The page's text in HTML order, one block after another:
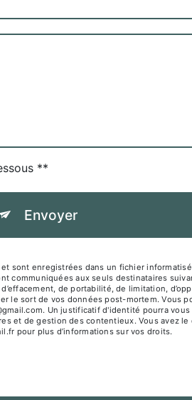
**
Envoyer
enregistrées dans un fichier
aux seuls destinataires
de portabilité, de limitation,
le sort de vos données post-mortem. Vous
Un justificatif d'identité pourra
et de gestion des contentieux. Vous avez
pour plus d’informations sur vos droits.